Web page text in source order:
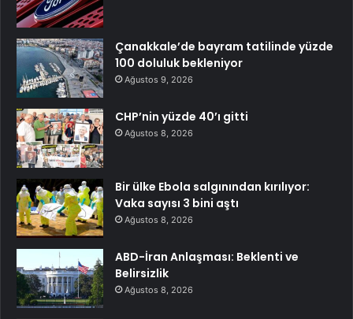
Çanakkale’de bayram tatilinde yüzde
100 doluluk bekleniyor
Ağustos 9, 2026
CHP’nin yüzde 40’ı gitti
Ağustos 8, 2026
Bir ülke Ebola salgınından kırılıyor:
Vaka sayısı 3 bini aştı
Ağustos 8, 2026
ABD-İran Anlaşması: Beklenti ve
Belirsizlik
Ağustos 8, 2026